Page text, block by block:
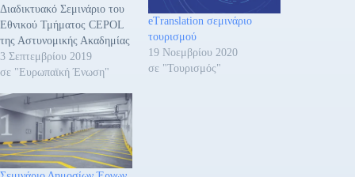
Διαδικτυακό Σεμινάριο του
Εθνικού Τμήματος CEPOL
της Αστυνομικής Ακαδημίας
με θέμα, «Βασικές Τεχνικές
Διαπραγμάτευσης και
Κρίσεως» («Basic
Negotiation Techniques and
Crisis Communication»). Η
εκπαίδευση διοργανώθηκε
από το Εθνικό Τμήμα
3 Σεπτεμβρίου 2019
σε "Ευρωπαϊκή Ένωση"
eTranslation σεμινάριο
τουρισμού
19 Νοεμβρίου 2020
σε "Τουρισμός"